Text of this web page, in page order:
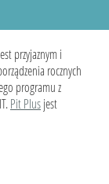
przyjaznym i
rocznych
programu z
Pit Plusjest